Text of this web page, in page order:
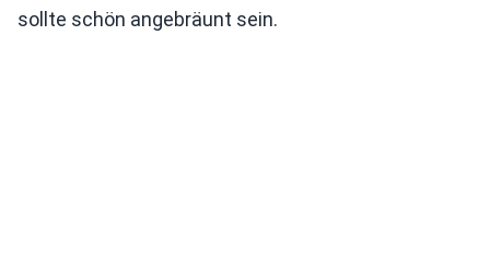
sollte schön angebräunt sein.